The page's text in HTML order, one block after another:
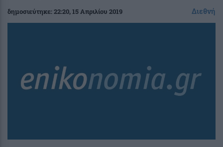
δημοσιεύτηκε:22:20, 15 Απριλίου 2019 Διεθνή